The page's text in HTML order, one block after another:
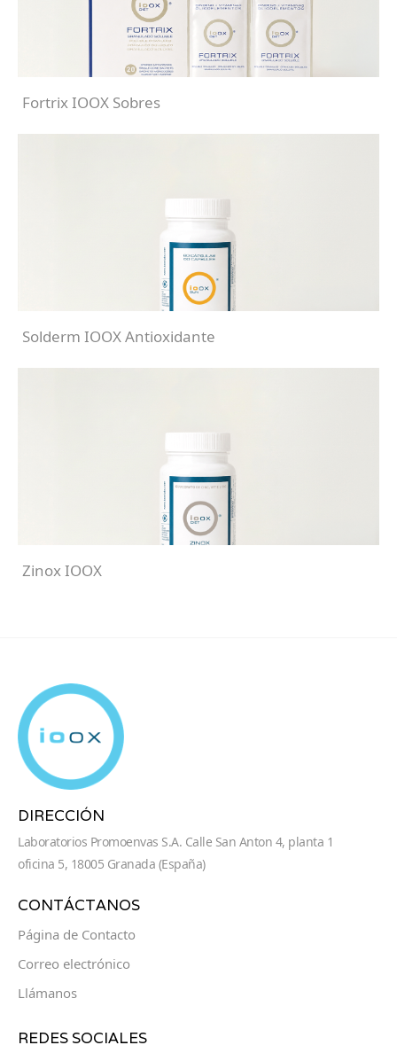
Fortrix IOOX Sobres
Solderm IOOX Antioxidante
Zinox IOOX
DIRECCIÓN
Laboratorios Promoenvas S.A. Calle San Anton 4, planta 1
oficina 5, 18005 Granada (España)
CONTÁCTANOS
Página de Contacto
Correo electrónico
Llámanos
REDES SOCIALES